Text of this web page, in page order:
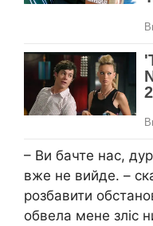
– Ви бачте нас,
вже не вийде. –
розбавити
обвела мене зліс